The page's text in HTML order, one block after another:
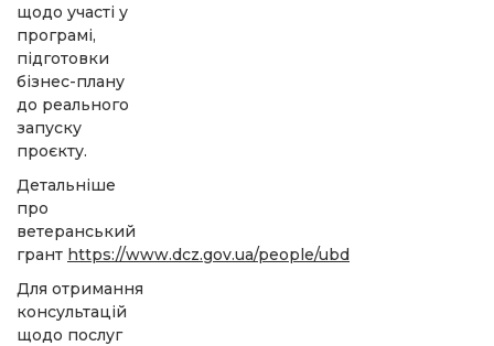
щодо участі у
програмі,
підготовки
бізнес-плану
до реального
запуску
проєкту.
Детальніше
про
ветеранський
грант https://www.dcz.gov.ua/people/ubd
Для отримання
консультацій
щодо послуг